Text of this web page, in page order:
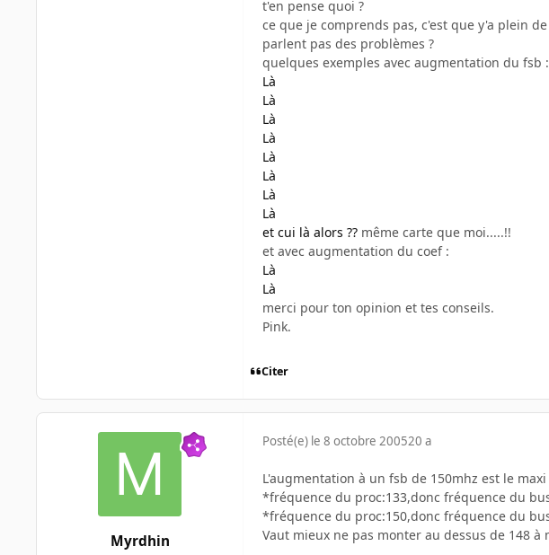
t'en pense quoi ?
ce que je comprends pas, c'est que y'a plein
parlent pas des problèmes ?
quelques exemples avec augmentation du fsb :
Là
Là
Là
Là
Là
Là
Là
Là
et cui là alors ?? même carte que moi.....!!
et avec augmentation du coef :
Là
Là
merci pour ton opinion et tes conseils.
Pink.
Citer
Myrdhin
Posté(e) le 8 octobre 200520 a
L'augmentation à un fsb de 150mhz est le
*fréquence du proc:133,donc fréquence du
*fréquence du proc:150,donc fréquence du
Vaut mieux ne pas monter au dessus de 148 à